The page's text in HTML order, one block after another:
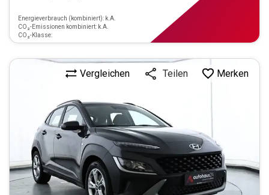
Energieverbrauch (kombiniert): k.A.
CO₂-Emissionen kombiniert: k.A.
CO₂-Klasse:
Vergleichen Teilen Merken